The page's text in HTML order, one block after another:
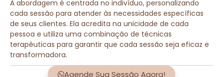
A abordagem é centrada no indivíduo, personalizando
cada sessão para atender às necessidades específicas
de seus clientes. Ela acredita na unicidade de cada
pessoa e utiliza uma combinação de técnicas
terapêuticas para garantir que cada sessão seja eficaz e
transformadora.
Agende Sua Sessão Agora!